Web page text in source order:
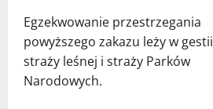
Egzekwowanie przestrzegania
powyższego zakazu leży w gestii
straży leśnej i straży Parków
Narodowych.